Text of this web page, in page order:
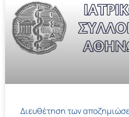
Διευθέτηση των